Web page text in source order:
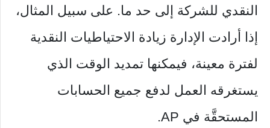
النقدي للشركة إلى حد ما. على سبيل المثال،
إذا أرادت الإدارة زيادة الاحتياطيات النقدية
لفترة معينة، فيمكنها تمديد الوقت الذي
يستغرقه العمل لدفع جميع الحسابات
المستحقَّة في AP.